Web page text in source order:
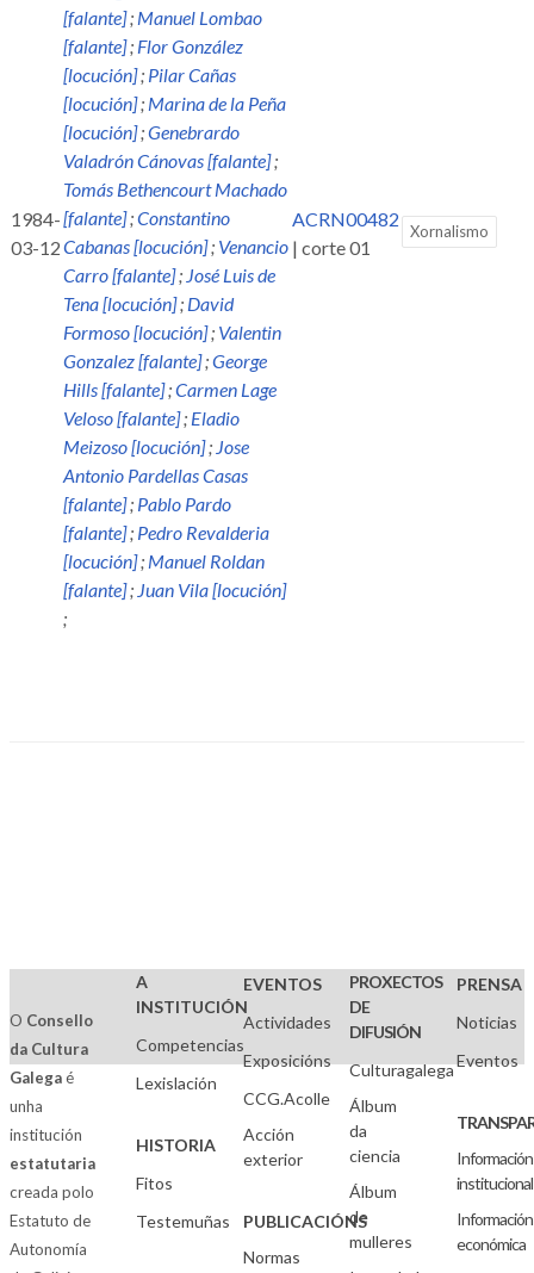
1984-
03-12
[falante]; Manuel Lombao
[falante]; Flor González
[locución]; Pilar Cañas
[locución]; Marina de la Peña
[locución];Genebrardo
Valadrón Cánovas [falante];
Tomás Bethencourt Machado
[falante];Constantino
Cabanas [locución]; Venancio
Carro [falante]; José Luis de
Tena [locución]; David
Formoso [locución]; Valentin
Gonzalez [falante];George
Hills [falante];Carmen Lage
Veloso [falante]; Eladio
Meizoso [locución]; Jose
Antonio Pardellas Casas
[falante]; Pablo Pardo
[falante]; Pedro Revalderia
[locución]; Manuel Roldan
[falante]; Juan Vila [locución]
;
ACRN00482
| corte 01
Xornalismo
O Consello
da Cultura
Galegaé
unha
institución
estatutaria
creada polo
Estatuto de
Autonomía
A
INSTITUCIÓN
Competencias
Lexislación
HISTORIA
Fitos
Testemuñas
EVENTOS
Actividades
Exposicións
CCG.Acolle
Acción
exterior
PUBLICACIÓNS
Normas
PROXECTOS
DE
DIFUSIÓN
Culturagalega
Álbum
da
ciencia
Álbum
de
mulleres
PRENSA
Noticias
Eventos
Información
institucional
Información
económica